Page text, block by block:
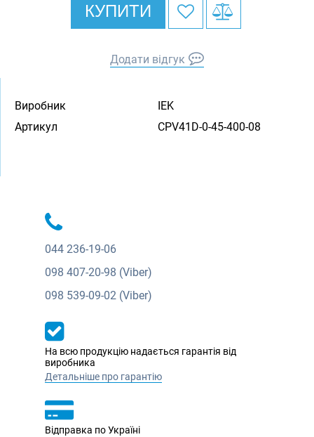
КУПИТИ
Додати відгук
Виробник
IEK
Артикул
CPV41D-0-45-400-08
044 236-19-06
098 407-20-98 (Viber)
098 539-09-02 (Viber)
На всю продукцію надається гарантія від
виробника
Детальніше про гарантію
Відправка по Україні